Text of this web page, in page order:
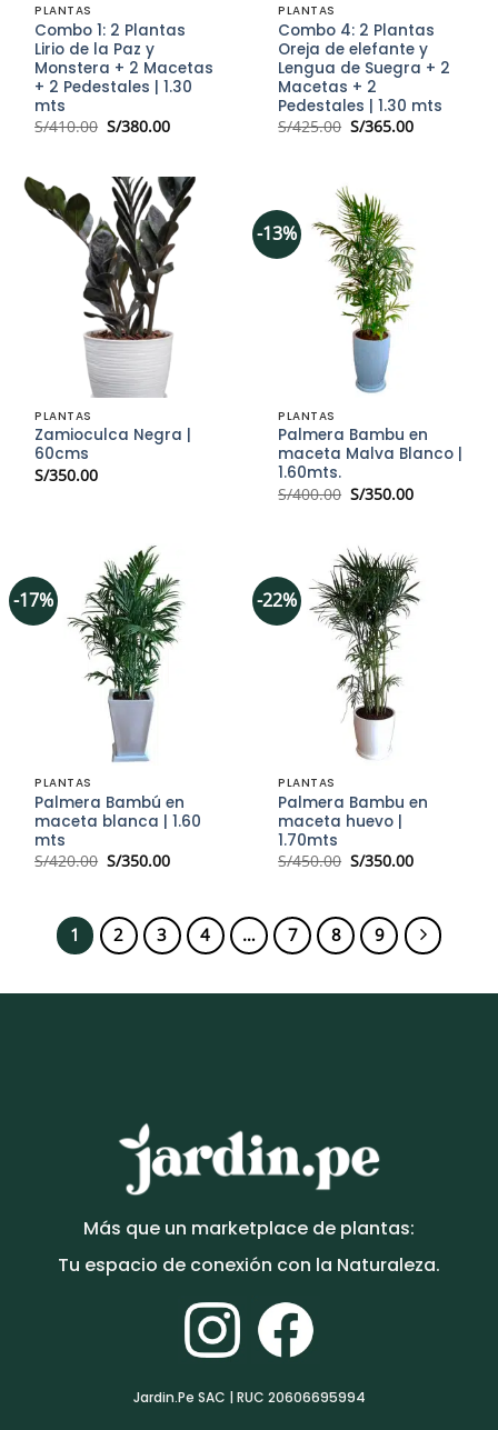
PLANTAS
Combo 1: 2 Plantas
Lirio de la Paz y
Monstera + 2 Macetas
+ 2 Pedestales | 1.30
mts
S/410.00 El
precio
S/410.00.
S/380.00El
S/380.00.
PLANTAS
Combo 4: 2 Plantas
Oreja de elefante y
Lengua de Suegra + 2
Macetas + 2
Pedestales | 1.30 mts
S/425.00 El
precio
S/365.00El
PLANTAS
Zamioculca Negra |
60cms
S/350.00
-13%
PLANTAS
Palmera Bambu en
maceta Malva Blanco |
1.60mts.
S/400.00 El
precio
S/400.00.
S/350.00El
S/350.00.
-17%
PLANTAS
Palmera Bambú en
maceta blanca | 1.60
mts
S/420.00 El
S/420.00.
S/350.00El
S/350.00.
-22%
PLANTAS
Palmera Bambu en
maceta huevo |
1.70mts
S/450.00 El
S/450.00.
S/350.00El
S/350.00.
1 2 3 4 … 7 8 9
Más que un marketplace de plantas:
Tu espacio de conexión con la Naturaleza.
Jardin.Pe SAC | RUC 20606695994